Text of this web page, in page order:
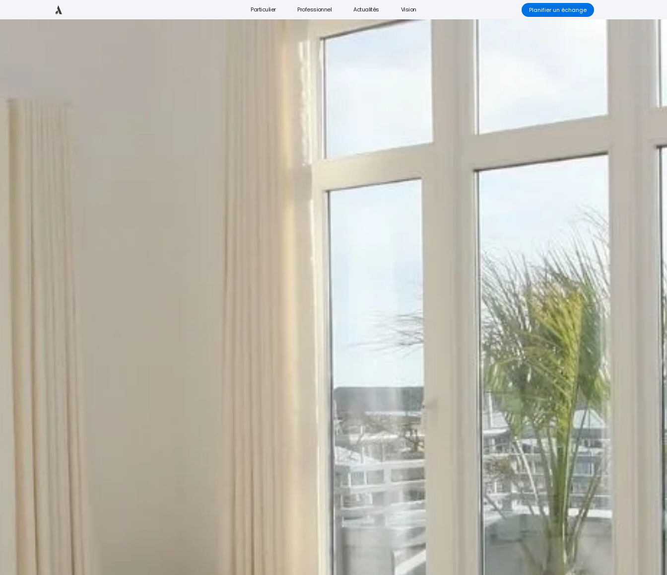
Particulier Professionnel Actualités Vision Planifier un échange